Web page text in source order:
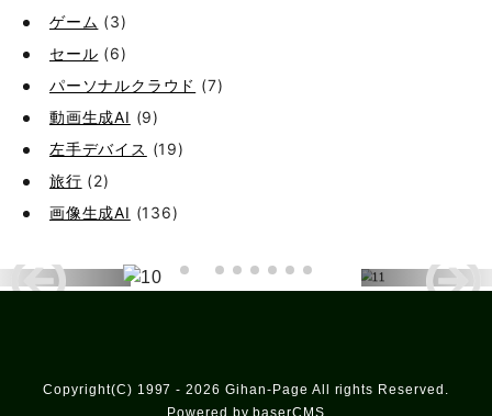
ゲーム (3)
セール (6)
パーソナルクラウド (7)
動画生成AI (9)
左手デバイス (19)
旅行 (2)
画像生成AI (136)
Copyright(C) 1997 - 2026 Gihan-Page All rights Reserved.
Powered by baserCMS